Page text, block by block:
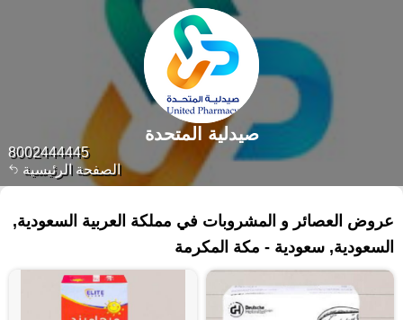
الصفحة الرئيسية
8002444445
صيدلية المتحدة
عروض العصائر و المشروبات في مملكة العربية السعودية,
السعودية, سعودية - مكة المكرمة